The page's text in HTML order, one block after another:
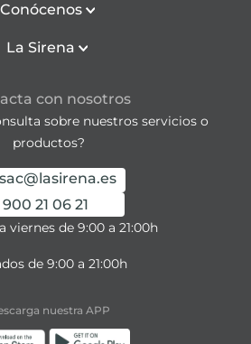
Conócenos
La Sirena
con nosotros
sobre nuestros servicios o
productos?
sac@lasirena.es
900 21 06 21
viernes de 9:00 a 21:00h
de 9:00 a 21:00h
nuestra APP